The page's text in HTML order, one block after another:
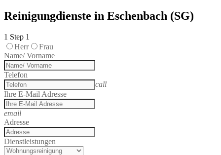
Reinigungdienste in Eschenbach (SG)
1 Step 1
Herr
Frau
Name/ Vorname
Telefon
call
Ihre E-Mail Adresse
email
Adresse
Dienstleistungen